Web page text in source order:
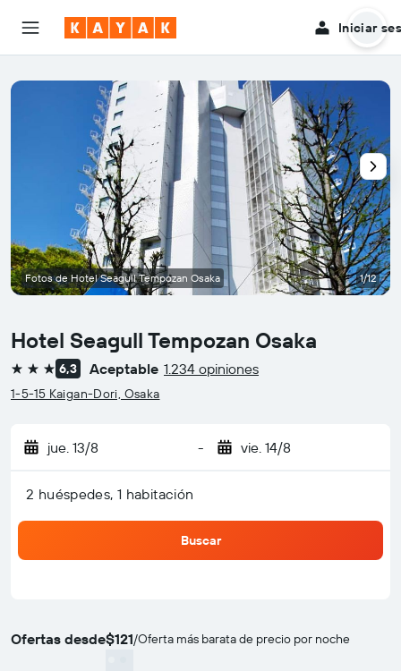
Iniciar
Hotel Seagull Tempozan Osaka
3 estrellas
6,3 Aceptable 1.234 opiniones
1-5-15 Kaigan-Dori, Osaka
jue. 13/8 - vie. 14/8
2 huéspedes, 1 habitación
Buscar
Ofertas desde$121/Oferta más barata de precio por noche
Fotos de Hotel Seagull Tempozan Osaka 1/12